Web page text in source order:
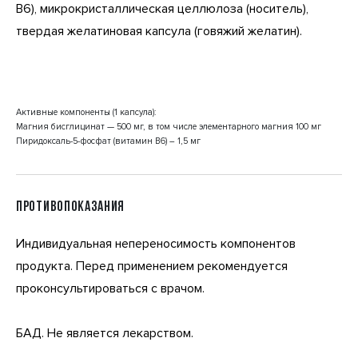
B6), микрокристаллическая целлюлоза (носитель),
твердая желатиновая капсула (говяжий желатин).
Активные компоненты (1 капсула):
Магния бисглицинат — 500 мг, в том числе элементарного магния 100 мг
Пиридоксаль-5-фосфат (витамин B6) – 1,5 мг
ПРОТИВОПОКАЗАНИЯ
Индивидуальная непереносимость компонентов
продукта. Перед применением рекомендуется
проконсультироваться с врачом.
БАД. Не является лекарством.